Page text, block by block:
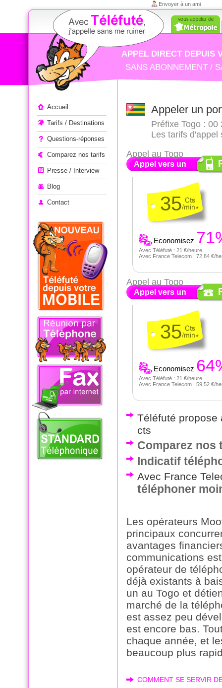
Envoyer à un ami
APPEL DIRECT DEPUIS
SANS ABONNEMENT /
Accueil
Tarifs / Destinations
Questions-réponses
Comparez nos tarifs
Presse / Interview
Blog
Contact
Appeler un
Préfixe Togo : 00
Les tarifs d'appel
Appel vers un
Appel au Togo
35
Economisez
Avec Téléfuté : 21 €/heure
Avec France Telecom : 72,84 €/
Appel vers un
Appel au Togo
35
Economisez
Avec Téléfuté : 21 €/heure
Avec France Telecom : 59,52 €/
Téléfuté propose
cts
Comparez nos
Indicatif
Avec France
téléphoner
Les opérateurs
principaux
avantages
communications
opérateur de
déjà existants à
un au Togo et
marché de la
est assez peu
est encore bas.
chaque année, et
beaucoup plus
COMMENT SE SERVIR